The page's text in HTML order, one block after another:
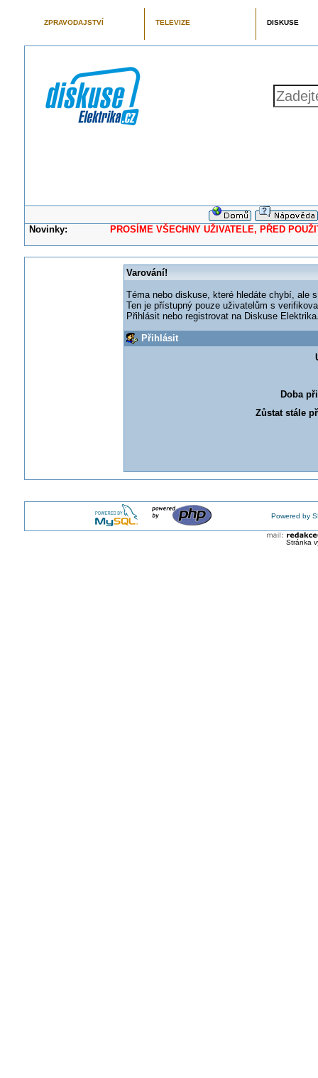
ZPRAVODAJSTVÍ TELEVIZE DISKUSE
Novinky: PROSÍME VŠECHNY UŽIVATELE, PŘED
Varování!
Téma nebo diskuse, které hledáte chybí, ale
Ten je přístupný pouze uživatelům s
Přihlásit nebo registrovat na Diskuse
Přihlásit
Doba
Zůstat stále
Powered by
Stránka